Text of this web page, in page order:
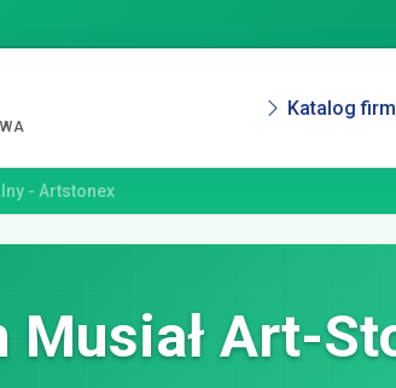
Katalog firm
- Artstonex
Musiał Art-